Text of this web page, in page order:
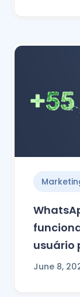
usuário
June 8,